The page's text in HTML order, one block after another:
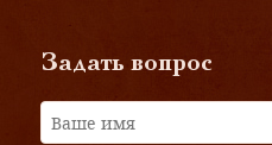
Задать вопрос